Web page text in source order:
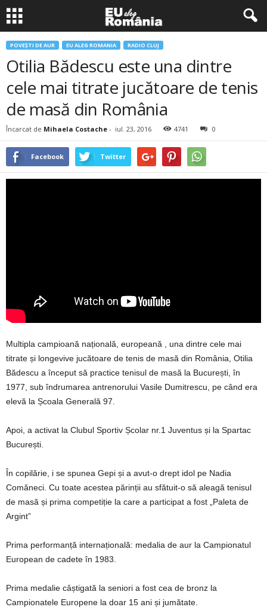
POVEŞTI DE AUR EU ALEG ROMANIA RADIO CLUJ
Otilia Bădescu este una dintre
cele mai titrate jucătoare de tenis
de masă din România
Încarcat de Mihaela Costache - iul. 23, 2016 4741 0
Facebook Twitter
Multipla campioană națională, europeană , una dintre cele mai
titrate și longevive jucătoare de tenis de masă din România, Otilia
Bădescu a început să practice tenisul de masă la București, în
1977, sub îndrumarea antrenorului Vasile Dumitrescu, pe când era
elevă la Școala Generală 97.
Apoi, a activat la Clubul Sportiv Școlar nr.1 Juventus și la Spartac
București.
În copilărie, i se spunea Gepi și a avut-o drept idol pe Nadia
Comăneci. Cu toate acestea părinții au sfătuit-o să aleagă tenisul
de masă și prima competiție la care a participat a fost „Paleta de
Argint”
Prima performanță internațională: medalia de aur la Campionatul
European de cadete în 1983.
Prima medalie câștigată la seniori a fost cea de bronz la
Campionatele Europene la doar 15 ani și jumătate.